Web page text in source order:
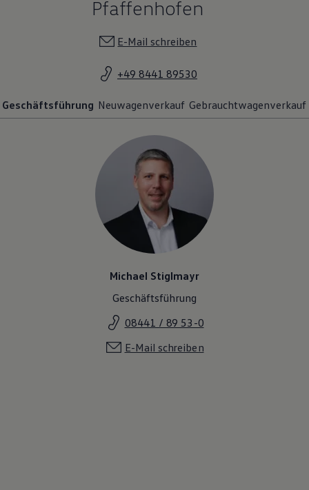
Pfaffenhofen
E-Mail schreiben
+49 8441 89530
Geschäftsführung Neuwagenverkauf Gebrauchtwagenverkauf
Michael Stiglmayr
Geschäftsführung
08441 / 89 53-0
E-Mail schreiben